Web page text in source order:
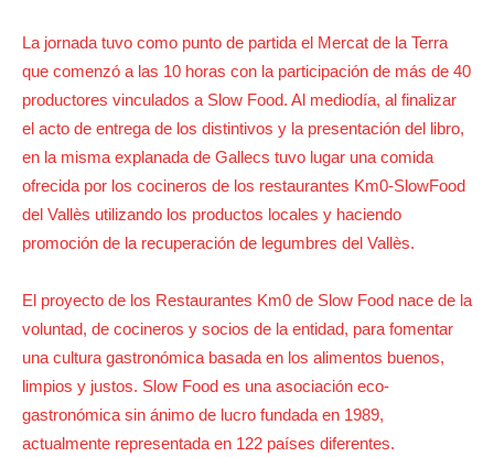
La jornada tuvo como punto de partida el Mercat de la Terra
que comenzó a las 10 horas con la participación de más de 40
productores vinculados a Slow Food. Al mediodía, al finalizar
el acto de entrega de los distintivos y la presentación del libro,
en la misma explanada de Gallecs tuvo lugar una comida
ofrecida por los cocineros de los restaurantes Km0-SlowFood
del Vallès utilizando los productos locales y haciendo
promoción de la recuperación de legumbres del Vallès.
El proyecto de los Restaurantes Km0 de Slow Food nace de la
voluntad, de cocineros y socios de la entidad, para fomentar
una cultura gastronómica basada en los alimentos buenos,
limpios y justos. Slow Food es una asociación eco-
gastronómica sin ánimo de lucro fundada en 1989,
actualmente representada en 122 países diferentes.